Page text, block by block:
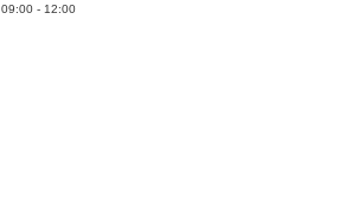
09:00 - 12:00